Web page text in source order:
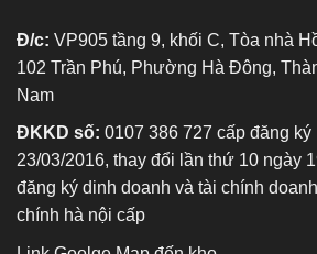
Đ/c: VP905 tầng 9, khối C, Tòa nhà
102 Trần Phú, Phường Hà Đông,
Nam
ĐKKD số: 0107 386 727 cấp đăng ký
23/03/2016, thay đổi lần thứ 10 ngày
đăng ký dinh doanh và tài chính
chính hà nội cấp